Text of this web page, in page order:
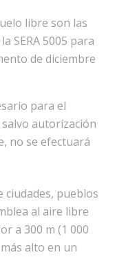
libre son las
SERA 5005 para
de diciembre
para el
autorización
no se efectuará
ciudades, pueblos
al aire libre
a 300 m (1 000
alto en un